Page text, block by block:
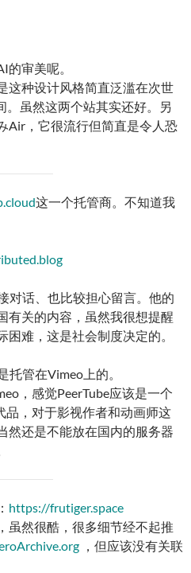
审美呢。
这种设计风格简直泛滥在次世
。虽然这两个站其实还好。另
Air，它很流行但简直是令人恐
这一个托管商。不知道我
对话、也比较担心留言。他的
有关的内容，虽然我很想提醒
难，这是社会制度决定的。
管在Vimeo上的。
，感觉PeerTube应该是一个
品，对于影视作者和动画师这
然还是不能放在国内的服务器
https://frutiger.space
虽然很酷，很多细节经不起推
，但应该没有关联